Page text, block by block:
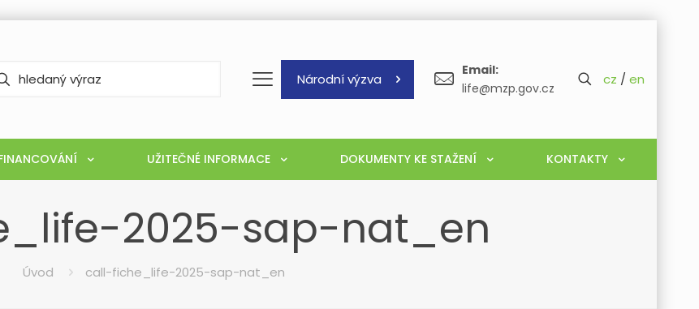
Národní výzva
Email:
life@mzp.gov.cz
cz / en
UŽITEČNÉ INFORMACE DOKUMENTY KE STAŽENÍ KONTAKTY
2025-sap-nat_en
Úvod call-fiche_life-2025-sap-nat_en